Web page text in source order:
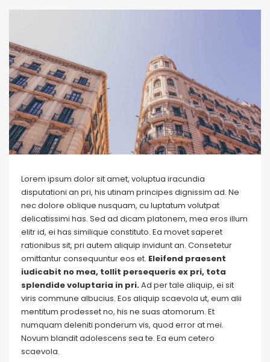
Lorem ipsum dolor sit amet, voluptua iracundia
disputationi an pri, his utinam principes dignissim ad. Ne
nec dolore oblique nusquam, cu luptatum volutpat
delicatissimi has. Sed ad dicam platonem, mea eros illum
elitr id, ei has similique constituto. Ea movet saperet
rationibus sit, pri autem aliquip invidunt an. Consetetur
omittantur consequuntur eos et. Eleifend praesent
iudicabit no mea, tollit persequeris ex pri, tota
splendide voluptaria in pri.Ad per tale aliquip, ei sit
viris commune albucius. Eos aliquip scaevola ut, eum alii
mentitum prodesset no, his ne suas atomorum. Et
numquam deleniti ponderum vis, quod error at mei.
Novum blandit adolescens sea te. Ea eum cetero
scaevola.